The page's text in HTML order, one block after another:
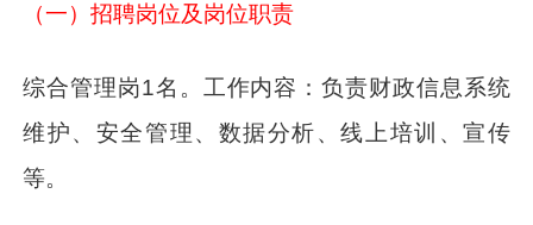
（一）招聘岗位及岗位职责
综合管理岗1名。工作内容：负责财政信息系统
维护、安全管理、数据分析、线上培训、宣传
等。